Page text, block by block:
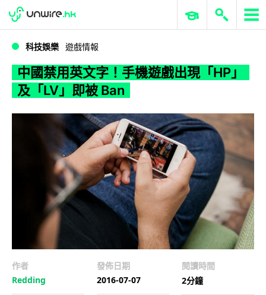
WWDC 2026 ERP 與商業 AI
科技娛樂 遊戲情報
中國禁用英文字！手機遊戲出現「HP」
及「LV」即被 Ban
作者
Redding
發佈日期
2016-07-07
閱讀時間
2分鐘